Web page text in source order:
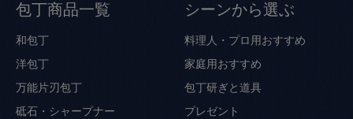
包丁商品一覧
和包丁
洋包丁
万能片刃包丁
砥石・シャープナー
シーンから選ぶ
料理人・プロ用おすすめ
家庭用おすすめ
包丁研ぎと道具
プレゼント